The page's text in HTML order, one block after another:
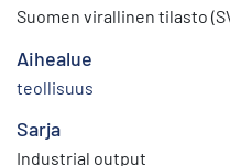
Suomen virallinen tilasto
Aihealue
teollisuus
Sarja
Industrial output